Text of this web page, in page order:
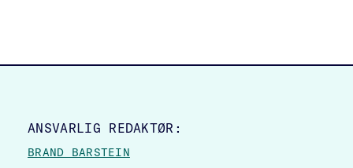
SITE FOOTER
ANSVARLIG REDAKTØR:
BRAND BARSTEIN